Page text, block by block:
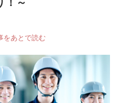
をあとで読む